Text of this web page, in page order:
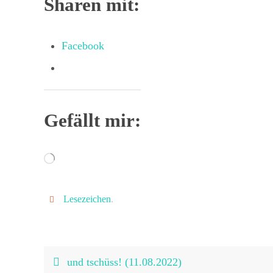
Sharen mit:
Facebook
Gefällt mir:
Wird
Lesezeichen.
und tschüss! (11.08.2022)